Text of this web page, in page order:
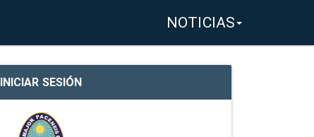
NOTICIAS
INICIAR SESIÓN